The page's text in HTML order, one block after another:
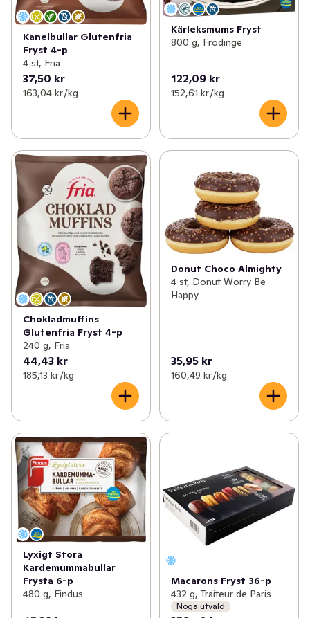
Kanelbullar Glutenfria
Fryst 4-p
4 st, Fria
37,50 kr
163,04 kr /kg
Kärleksmums Fryst
800 g, Frödinge
122,09 kr
152,61 kr /kg
Chokladmuffins
Glutenfria Fryst 4-p
240 g, Fria
44,43 kr
185,13 kr /kg
Donut Choco Almighty
4 st, Donut Worry Be
Happy
35,95 kr
160,49 kr /kg
Lyxigt Stora
Kardemummabullar
Frysta 6-p
480 g, Findus
Macarons Fryst 36-p
432 g, Traiteur de Paris
Noga utvald